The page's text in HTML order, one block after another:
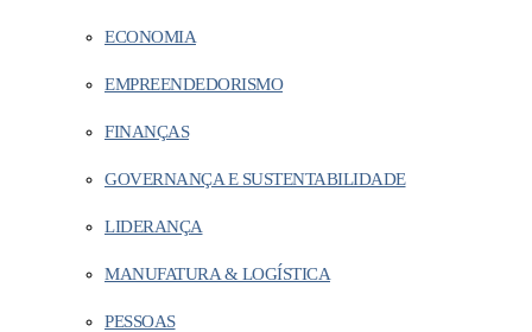
ECONOMIA
EMPREENDEDORISMO
FINANÇAS
GOVERNANÇA E SUSTENTABILIDADE
LIDERANÇA
MANUFATURA & LOGÍSTICA
PESSOAS